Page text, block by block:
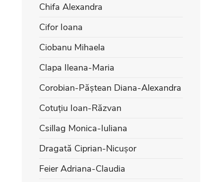
Chifa Alexandra
Cifor Ioana
Ciobanu Mihaela
Clapa Ileana-Maria
Corobian-Păștean Diana-Alexandra
Cotuțiu Ioan-Răzvan
Csillag Monica-Iuliana
Dragată Ciprian-Nicușor
Feier Adriana-Claudia